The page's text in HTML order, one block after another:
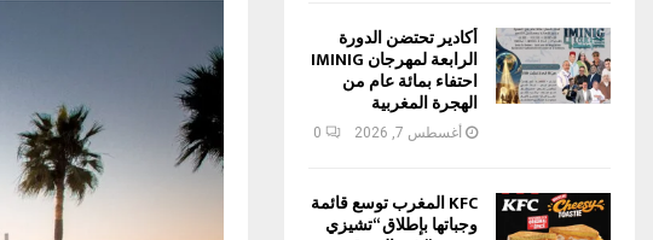
أكادير تحتضن الدورة
الرابعة لمهرجان IMINIG
احتفاء بمائة عام من
الهجرة المغربية
أغسطس 7, 2026 0
KFC المغرب توسع قائمة
وجباتها بإطلاق “تشيزي